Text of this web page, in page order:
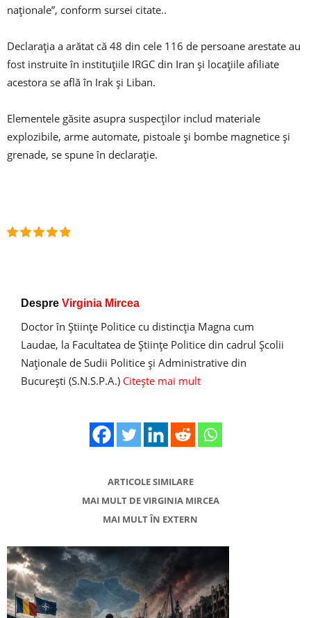
naționale”, conform sursei citate..
Declarația a arătat că 48 din cele 116 de persoane arestate au
fost instruite în instituțiile IRGC din Iran și locațiile afiliate
acestora se află în Irak și Liban.
Elementele găsite asupra suspecților includ materiale
explozibile, arme automate, pistoale și bombe magnetice și
grenade, se spune în declarație.
Despre Virginia Mircea
Doctor în Ştiinţe Politice cu distincţia Magna cum
Laudae, la Facultatea de Ştiinţe Politice din cadrul Şcolii
Naţionale de Sudii Politice şi Administrative din
Bucureşti (S.N.S.P.A.) Citește mai mult
ARTICOLE SIMILARE
MAI MULT DE VIRGINIA MIRCEA
MAI MULT ÎN EXTERN